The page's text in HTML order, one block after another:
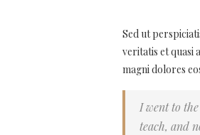
Sed ut
veritatis et quasi
magni dolores
I went to
teach, and